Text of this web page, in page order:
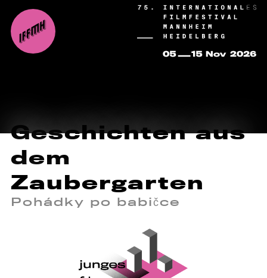
Geschichten aus
dem
Zaubergarten
Pohádky po babičce